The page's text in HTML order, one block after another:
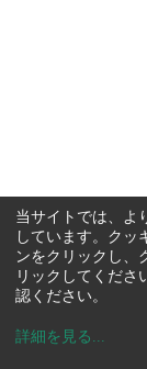
当サイトでは、よ
しています。クッ
ンをクリックし、
リックしてくださ
認ください。
詳細を見る ...